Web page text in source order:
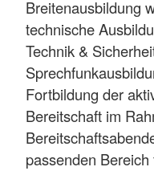
Breitenausbildung
technische
Technik &
Fortbildung der
Bereitschaft im
passenden Bereich